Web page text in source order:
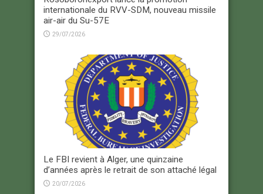
internationale du RVV-SDM, nouveau missile
air-air du Su-57E
29/07/2026
Le FBI revient à Alger, une quinzaine
d’années après le retrait de son attaché légal
20/07/2026